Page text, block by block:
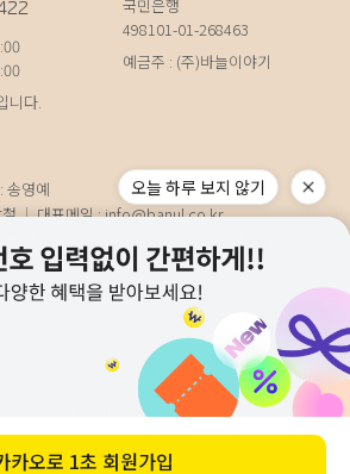
니다.
국민은행
498101-01-268463
예금주 : (주)바늘이야기
송영예
대표메일 :info@banul.co.kr
류) 경기도 파주시 성동로 19-17
[사업자정보확인]
ALL RIGHT RESEVED.
오늘 하루 보지 않기
카오로 1초 회원가입